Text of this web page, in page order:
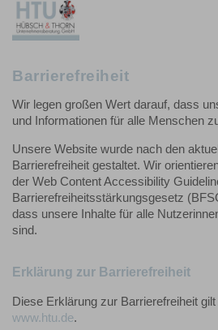
Barrierefreiheit
Wir legen großen Wert darauf, dass
und Informationen für alle Menschen
Unsere Website wurde nach den
Barrierefreiheit gestaltet. Wir
der Web Content Accessibility
Barrierefreiheitsstärkungsgesetz
dass unsere Inhalte für alle
sind.
Erklärung zur Barrierefreiheit
Diese Erklärung zur Barrierefreiheit
www.htu.de.